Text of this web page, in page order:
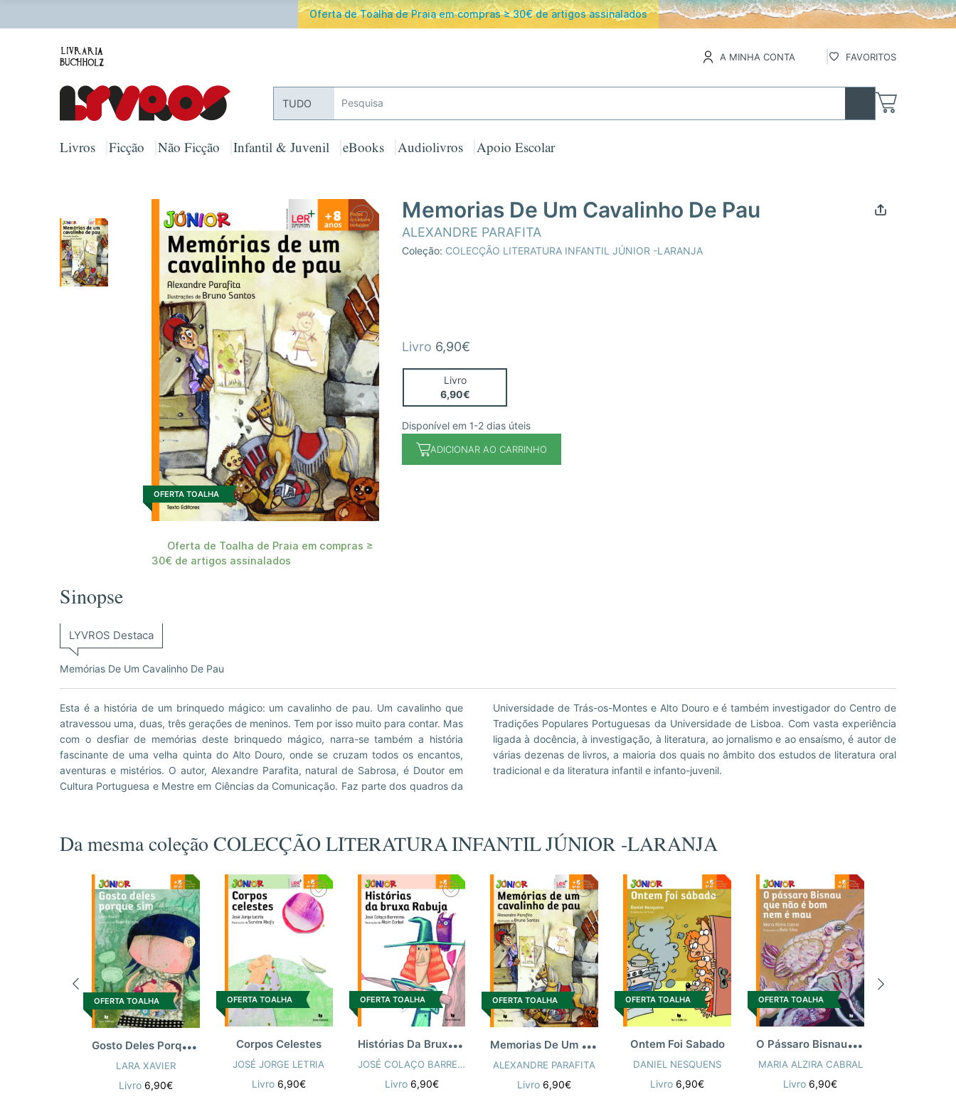
Oferta de Toalha de Praia em compras ≥ 30€ de artigos assinalados
A MINHA CONTA FAVORITOS
TUDO
Livros Ficção Não Ficção Infantil & Juvenil eBooks Audiolivros Apoio Escolar
Memorias De Um Cavalinho De Pau
ALEXANDRE PARAFITA
Coleção: COLECÇÃO LITERATURA INFANTIL JÚNIOR -LARANJA
OFERTA TOALHA
Oferta de Toalha de Praia em compras ≥
30€ de artigos assinalados
Livro 6,90€
Livro
6,90€
Disponível em 1-2 dias úteis
ADICIONAR AO CARRINHO
Sinopse
LYVROS Destaca
Memórias De Um Cavalinho De Pau
Esta é a história de um brinquedo mágico: um cavalinho de pau. Um cavalinho que
atravessou uma, duas, três gerações de meninos. Tem por isso muito para contar. Mas
com o desfiar de memórias deste brinquedo mágico, narra-se também a história
fascinante de uma velha quinta do Alto Douro, onde se cruzam todos os encantos,
aventuras e mistérios. O autor, Alexandre Parafita, natural de Sabrosa, é Doutor em
Cultura Portuguesa e Mestre em Ciências da Comunicação. Faz parte dos quadros da
Universidade de Trás-os-Montes e Alto Douro e é também investigador do Centro de
Tradições Populares Portuguesas da Universidade de Lisboa. Com vasta experiência
ligada à docência, à investigação, à literatura, ao jornalismo e ao ensaísmo, é autor de
várias dezenas de livros, a maioria dos quais no âmbito dos estudos de literatura oral
tradicional e da literatura infantil e infanto-juvenil.
Da mesma coleção COLECÇÃO LITERATURA INFANTIL JÚNIOR -LARANJA
OFERTA TOALHA
G
osto Deles Porque Sim
LARA XAVIER
Livro 6,90€
OFERTA TOALHA
Corpos Celestes
JOSÉ JORGE LETRIA
Livro 6,90€
OFERTA TOALHA
H
istórias Da Bruxa Rabuja
JOSÉ COLAÇO BARREIROS
Livro 6,90€
OFERTA TOALHA
M
emorias De Um Cavalinho De Pau
ALEXANDRE PARAFITA
Livro 6,90€
OFERTA TOALHA
Ontem Foi Sabado
DANIEL NESQUENS
Livro 6,90€
OFERTA TOALHA
O
Pássaro Bisnau que não é bom nem é mau
MARIA ALZIRA CABRAL
Livro 6,90€